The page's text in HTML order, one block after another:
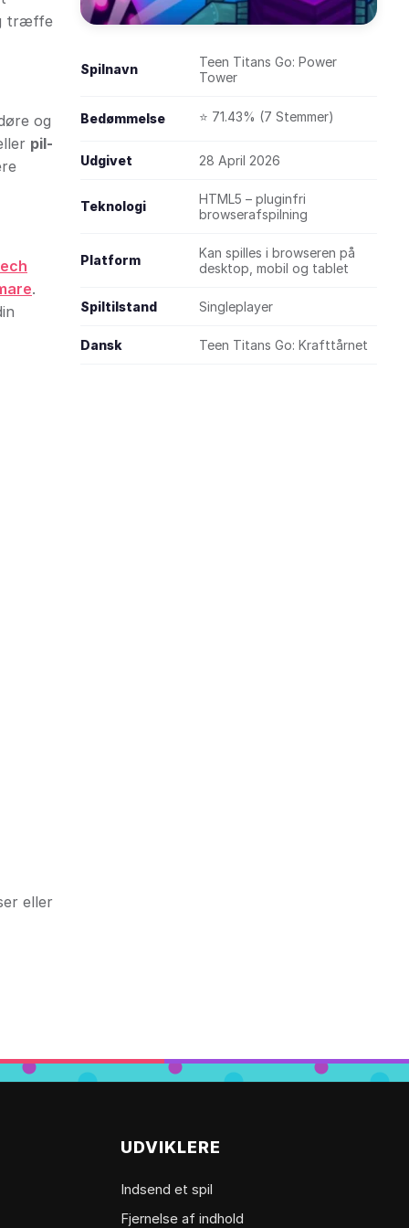
træffe
og
pil-
.
eller
Spilnavn
Teen Titans Go: Power
Tower
Bedømmelse ⭐ 71.43% (7 Stemmer)
Udgivet 28 April 2026
Teknologi
HTML5 – pluginfri
browserafspilning
Platform
Kan spilles i browseren på
desktop, mobil og tablet
Spiltilstand Singleplayer
Dansk Teen Titans Go: Krafttårnet
UDVIKLERE
Indsend et spil
Fjernelse af indhold